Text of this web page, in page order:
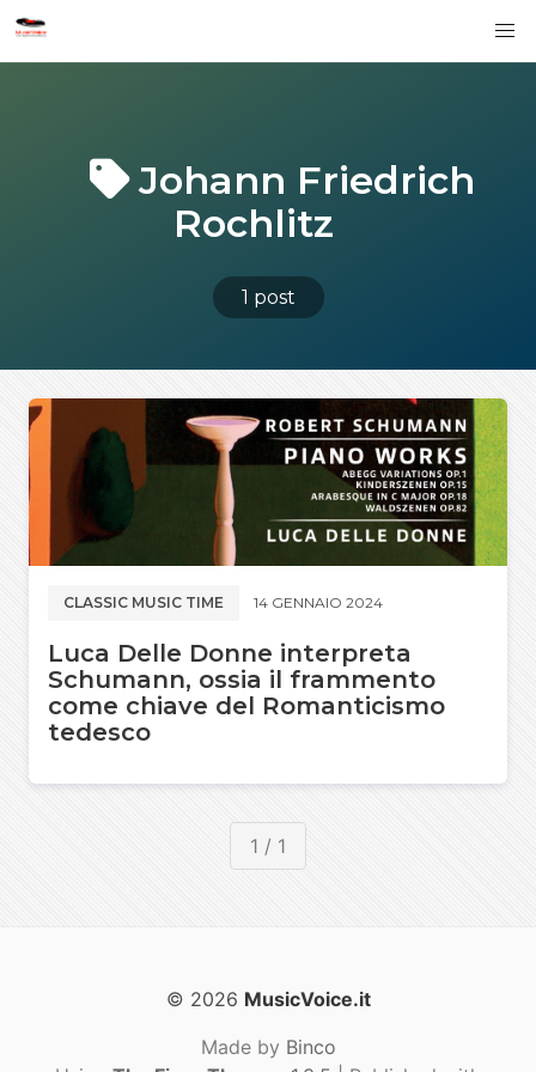
Johann Friedrich
Rochlitz
1 post
CLASSIC MUSIC TIME 14 GENNAIO 2024
Luca Delle Donne interpreta
Schumann, ossia il frammento
come chiave del Romanticismo
tedesco
1 / 1
© 2026 MusicVoice.it
Made by Binco